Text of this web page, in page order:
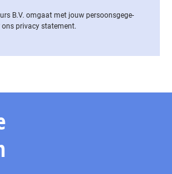
B.V. omgaat met jouw per­soons­ge­ge­
ons privacy statement.